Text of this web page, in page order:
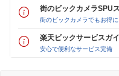
街のビックカメラSPU
街のビックカメラでもお得
楽天ビックサービスガ
安心で便利なサービス完備